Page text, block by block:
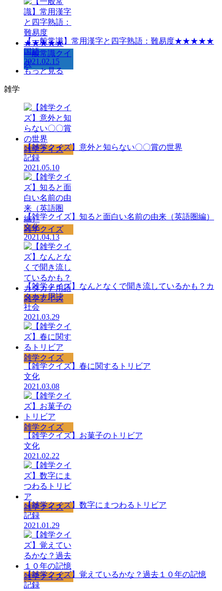
一般常識クイ
ズ
【一般常識】常用漢字と四字熟語：難易度★★★★★
国語
2021.02.15
もっと見る
雑学
雑学クイズ
【雑学クイズ】意外と知らない〇〇賞の世界
記録
2021.05.10
雑学クイズ
【雑学クイズ】知ると面白い名前の由来（英語圏編）
文化
2021.04.13
雑学クイズ
【雑学クイズ】なんとなくで聞き流しているかも？カ
タカナ用語
社会
2021.03.29
雑学クイズ
【雑学クイズ】春に関するトリビア
文化
2021.03.08
雑学クイズ
【雑学クイズ】お菓子のトリビア
文化
2021.02.22
雑学クイズ
【雑学クイズ】数字にまつわるトリビア
記録
2021.01.29
雑学クイズ
【雑学クイズ】覚えているかな？過去１０年の記憶
記録